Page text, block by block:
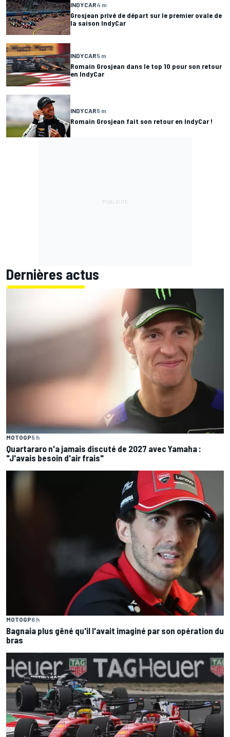
INDYCAR4 m
Grosjean privé de départ sur le premier ovale de
la saison IndyCar
INDYCAR5 m
Romain Grosjean dans le top 10 pour son retour
en IndyCar
INDYCAR5 m
Romain Grosjean fait son retour en IndyCar !
Dernières actus
MOTOGP5 h
Quartararo n'a jamais discuté de 2027 avec Yamaha :
"J'avais besoin d'air frais"
MOTOGP6 h
Bagnaia plus gêné qu'il l'avait imaginé par son opération du
bras